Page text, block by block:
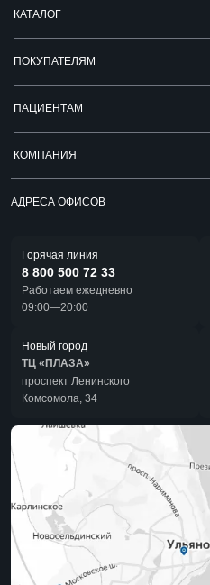
КАТАЛОГ
ПОКУПАТЕЛЯМ
ПАЦИЕНТАМ
КОМПАНИЯ
АДРЕСА ОФИСОВ
Горячая линия
8 800 500 72 33
Работаем ежедневно
09:00—20:00
Новый город
ТЦ «ПЛАЗА»
проспект Ленинского
Комсомола, 34